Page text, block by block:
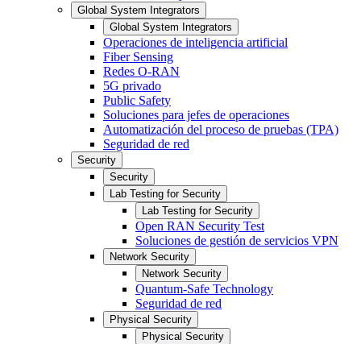
Global System Integrators
Global System Integrators
Operaciones de inteligencia artificial
Fiber Sensing
Redes O-RAN
5G privado
Public Safety
Soluciones para jefes de operaciones
Automatización del proceso de pruebas (TPA)
Seguridad de red
Security
Security
Lab Testing for Security
Lab Testing for Security
Open RAN Security Test
Soluciones de gestión de servicios VPN
Network Security
Network Security
Quantum-Safe Technology
Seguridad de red
Physical Security
Physical Security